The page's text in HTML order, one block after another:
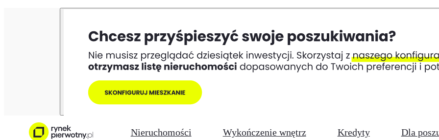
Nieruchomości Wykończenie wnętrz Kredyty Dla